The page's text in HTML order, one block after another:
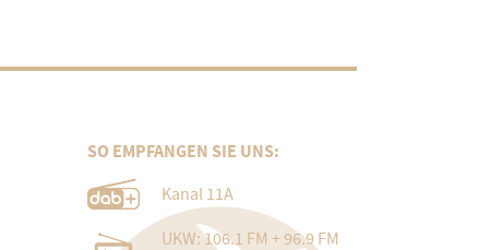
SO EMPFANGEN SIE UNS:
Kanal 11A
UKW: 106.1 FM + 96.9 FM